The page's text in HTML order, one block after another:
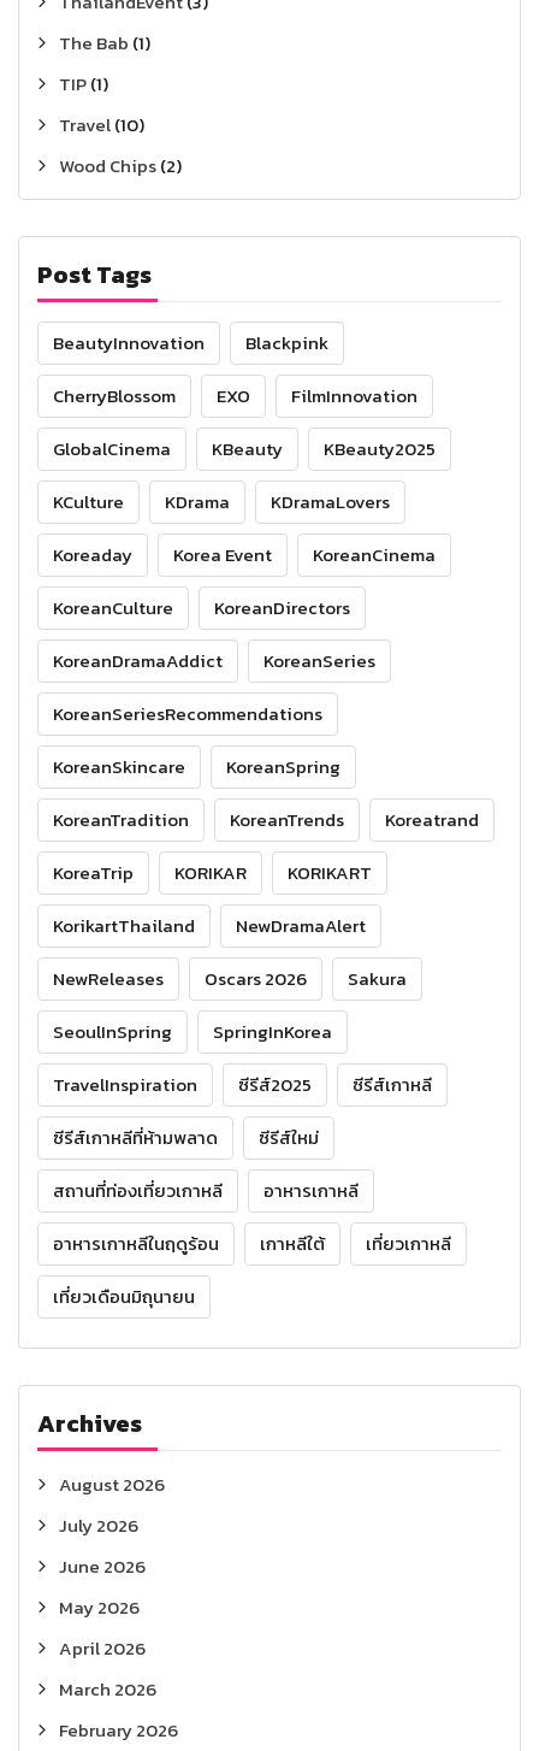
The Bab (1)
TIP(1)
Travel(10)
Wood Chips(2)
Post Tags
BeautyInnovation
Blackpink
CherryBlossom
EXO
FilmInnovation
GlobalCinema
KBeauty
KBeauty2025
KCulture
KDrama
KDramaLovers
Koreaday
Korea Event
KoreanCinema
KoreanCulture
KoreanDirectors
KoreanDramaAddict
KoreanSeries
KoreanSeriesRecommendations
KoreanSkincare
KoreanSpring
KoreanTradition
KoreanTrends
Koreatrand
KoreaTrip
KORIKAR
KORIKART
KorikartThailand
NewDramaAlert
NewReleases
Oscars 2026
Sakura
SeoulInSpring
SpringInKorea
TravelInspiration
ซีรีส์2025
ซีรีส์เกาหลี
ซีรีส์เกาหลีที่ห้ามพลาด
ซีรีส์ใหม่
สถานที่ท่องเที่ยวเกาหลี
อาหารเกาหลี
อาหารเกาหลีในฤดูร้อน
เกาหลีใต้
เที่ยวเกาหลี
เที่ยวเดือนมิถุนายน
Archives
August 2026
July 2026
June 2026
May 2026
April 2026
March 2026
February 2026